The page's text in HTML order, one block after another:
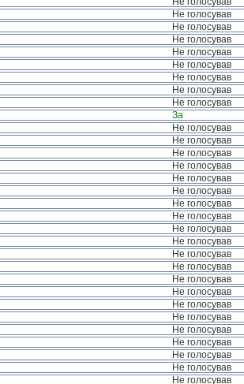
Не голосував
Не голосував
Не голосував
Не голосував
Не голосував
Не голосував
Не голосував
Не голосував
За
Не голосував
Не голосував
Не голосував
Не голосував
Не голосував
Не голосував
Не голосував
Не голосував
Не голосував
Не голосував
Не голосував
Не голосував
Не голосував
Не голосував
Не голосував
Не голосував
Не голосував
Не голосував
Не голосував
Не голосував
Не голосував